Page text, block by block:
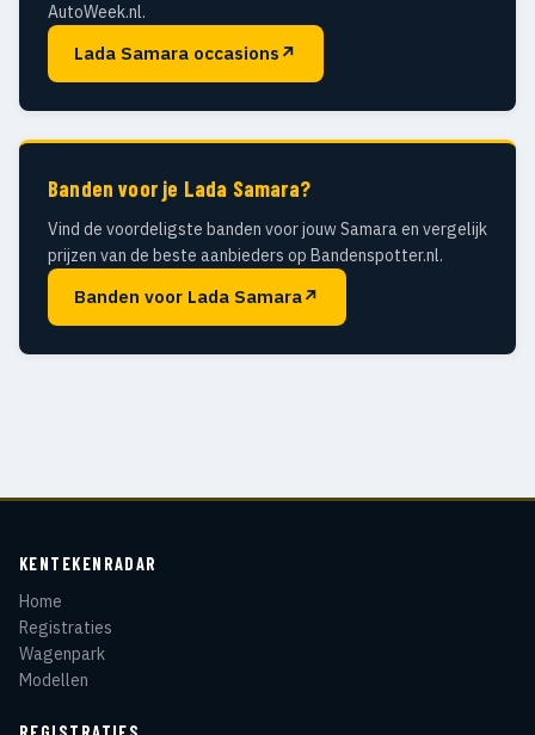
AutoWeek.nl.
Lada Samara occasions ↗
Banden voor je Lada Samara?
Vind de voordeligste banden voor jouw Samara en vergelijk
prijzen van de beste aanbieders op Bandenspotter.nl.
Banden voor Lada Samara↗
KENTEKENRADAR
Home
Registraties
Wagenpark
Modellen